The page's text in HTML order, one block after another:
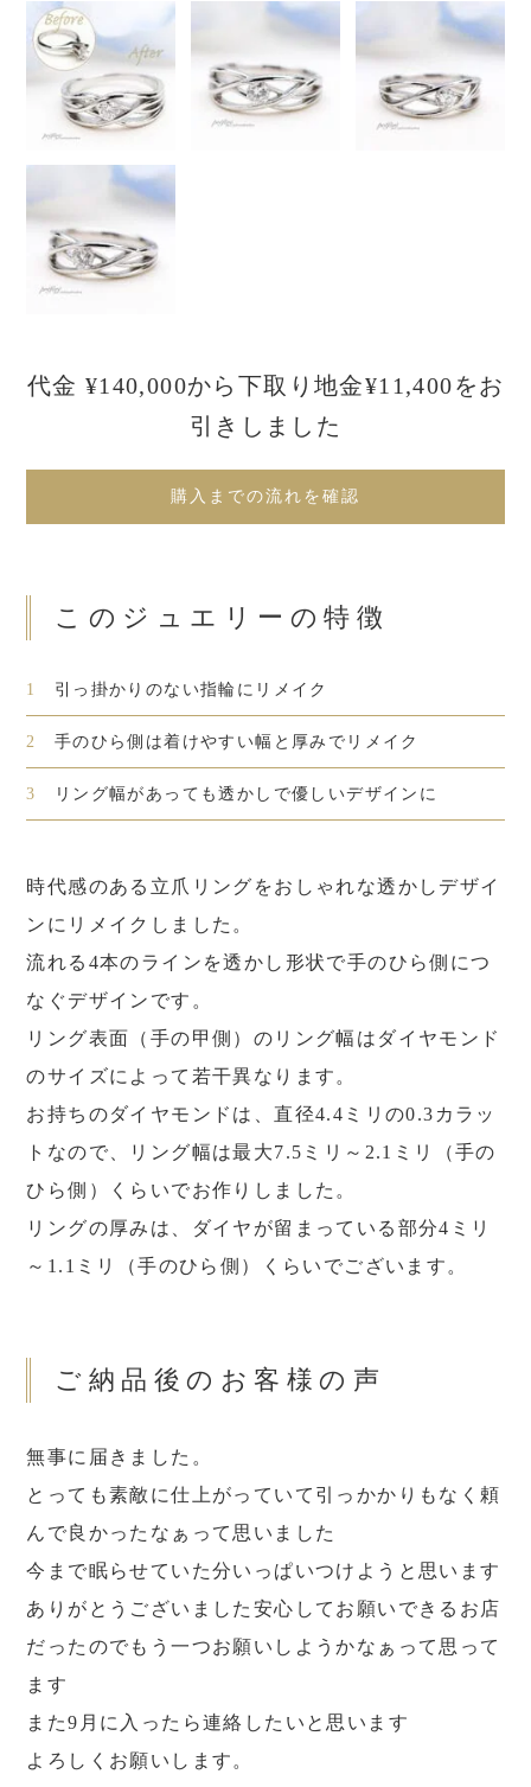
代金 ¥140,000から下取り地金¥11,400をお
引きしました
購入までの流れを確認
このジュエリーの特徴
1 引っ掛かりのない指輪にリメイク
2 手のひら側は着けやすい幅と厚みでリメイク
3 リング幅があっても透かしで優しいデザインに
時代感のある立爪リングをおしゃれな透かしデザイ
ンにリメイクしました。
流れる4本のラインを透かし形状で手のひら側につ
なぐデザインです。
リング表面（手の甲側）のリング幅はダイヤモンド
のサイズによって若干異なります。
お持ちのダイヤモンドは、直径4.4ミリの0.3カラッ
トなので、リング幅は最大7.5ミリ～2.1ミリ（手の
ひら側）くらいでお作りしました。
リングの厚みは、ダイヤが留まっている部分4ミリ
～1.1ミリ（手のひら側）くらいでございます。
ご納品後のお客様の声
無事に届きました。
とっても素敵に仕上がっていて引っかかりもなく頼
んで良かったなぁって思いました
今まで眠らせていた分いっぱいつけようと思います
ありがとうございました安心してお願いできるお店
だったのでもう一つお願いしようかなぁって思って
ます
また9月に入ったら連絡したいと思います
よろしくお願いします。